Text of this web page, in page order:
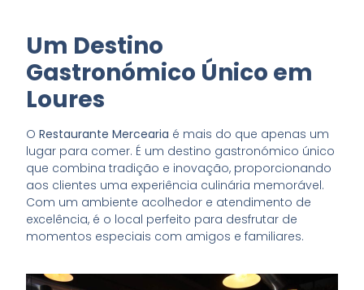
Um Destino
Gastronómico Único em
Loures
ORestaurante Mercearia é mais do que apenas um
lugar para comer. É um destino gastronómico único
que combina tradição e inovação, proporcionando
aos clientes uma experiência culinária memorável.
Com um ambiente acolhedor e atendimento de
excelência, é o local perfeito para desfrutar de
momentos especiais com amigos e familiares.